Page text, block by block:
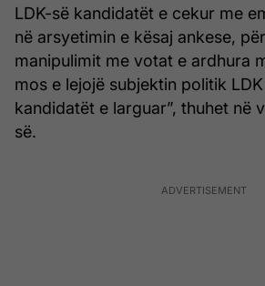
LDK-së kandidatët e cekur me
në arsyetimin e kësaj ankese,
manipulimit me votat e ardhura
mos e lejojë subjektin politik
kandidatët e larguar”, thuhet në
së.